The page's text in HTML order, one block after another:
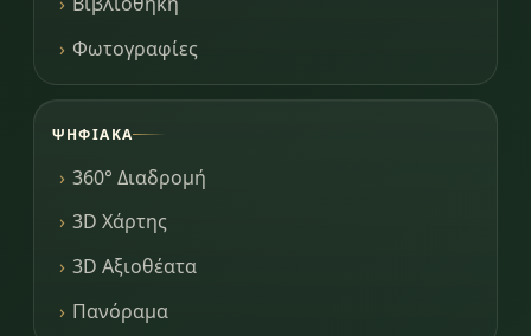
Φωτογραφίες
ΨΗΦΙΑΚΆ
360° Διαδρομή
3D Χάρτης
3D Αξιοθέατα
Πανόραμα